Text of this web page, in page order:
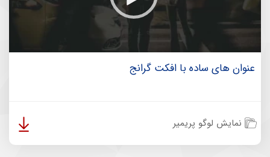
عنوان های ساده با افکت گرانج
نمایش لوگو پریمیر